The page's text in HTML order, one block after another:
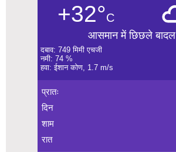
+32°C
आसमान में छिछले बादल
दबाव: 749 मिमी एचजी
नमी: 74 %
हवा: ईशान कोण, 1.7 m/s
प्रातः
दिन
शाम
रात